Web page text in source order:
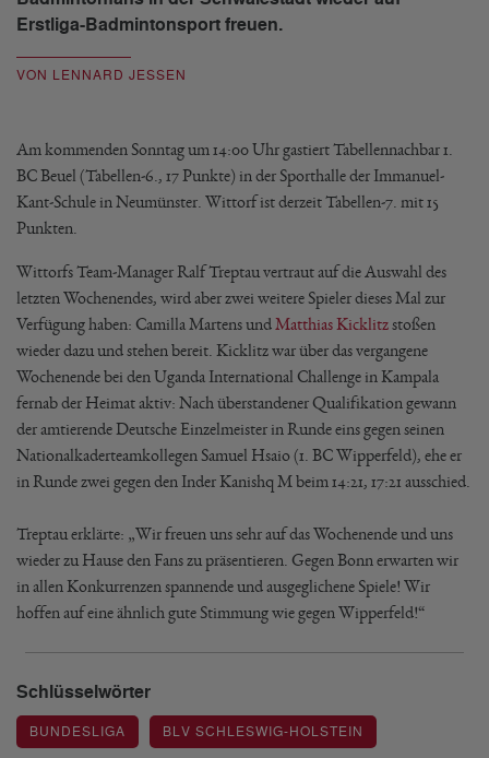
Erstliga-Badmintonsport freuen.
VON LENNARD JESSEN
Am kommenden Sonntag um 14:00 Uhr gastiert Tabellennachbar 1.
BC Beuel (Tabellen-6., 17 Punkte) in der Sporthalle der Immanuel-
Kant-Schule in Neumünster. Wittorf ist derzeit Tabellen-7. mit 15
Punkten.
Wittorfs Team-Manager Ralf Treptau vertraut auf die Auswahl des
letzten Wochenendes, wird aber zwei weitere Spieler dieses Mal zur
Verfügung haben: Camilla Martens undMatthias Kicklitzstoßen
wieder dazu und stehen bereit. Kicklitz war über das vergangene
Wochenende bei den Uganda International Challenge in Kampala
fernab der Heimat aktiv: Nach überstandener Qualifikation gewann
der amtierende Deutsche Einzelmeister in Runde eins gegen seinen
Nationalkaderteamkollegen Samuel Hsaio (1. BC Wipperfeld), ehe er
in Runde zwei gegen den Inder Kanishq M beim 14:21, 17:21 ausschied.
Treptau erklärte: „Wir freuen uns sehr auf das Wochenende und uns
wieder zu Hause den Fans zu präsentieren. Gegen Bonn erwarten wir
in allen Konkurrenzen spannende und ausgeglichene Spiele! Wir
hoffen auf eine ähnlich gute Stimmung wie gegen Wipperfeld!“
Schlüsselwörter
BUNDESLIGA BLV SCHLESWIG-HOLSTEIN